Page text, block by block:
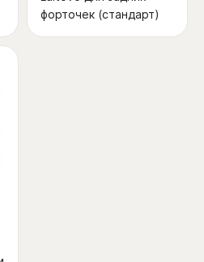
форточек (стандарт)